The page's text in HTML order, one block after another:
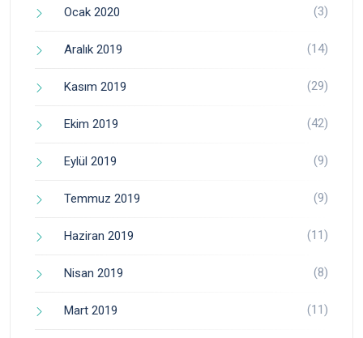
Ocak 2020 (3)
Aralık 2019 (14)
Kasım 2019 (29)
Ekim 2019 (42)
Eylül 2019 (9)
Temmuz 2019 (9)
Haziran 2019 (11)
Nisan 2019 (8)
Mart 2019 (11)